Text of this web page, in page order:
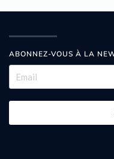
ABONNEZ-VOUS À LA